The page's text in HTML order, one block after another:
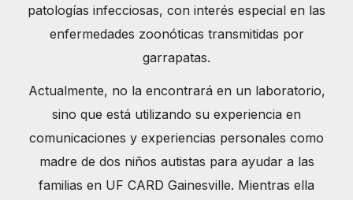
patologías infecciosas, con interés especial en las
enfermedades zoonóticas transmitidas por
garrapatas.
Actualmente, no la encontrará en un laboratorio,
sino que está utilizando su experiencia en
comunicaciones y experiencias personales como
madre de dos niños autistas para ayudar a las
familias en UF CARD Gainesville. Mientras ella